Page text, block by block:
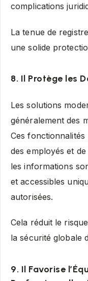
complications
La tenue de
une solide
8. Il Protège les
Les solutions
généralement des
Ces
des employés et
les informations
et accessibles
autorisées.
Cela réduit le
la sécurité globale
9. Il Favorise